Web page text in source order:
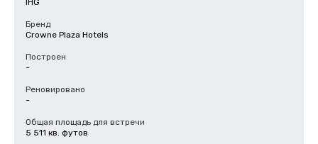
IHG
Бренд
Crowne Plaza Hotels
Построен
-
Реновировано
-
Общая площадь для встречи
5 511 кв. футов